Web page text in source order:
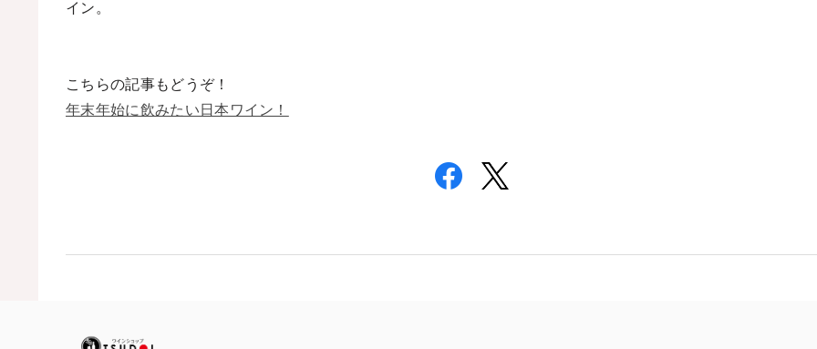
イン。
こちらの記事もどうぞ！
年末年始に飲みたい日本ワイン！